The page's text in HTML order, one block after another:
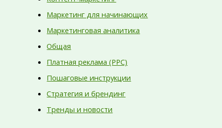
Маркетинг для начинающих
Маркетинговая аналитика
Общая
Платная реклама (PPC)
Пошаговые инструкции
Стратегия и брендинг
Тренды и новости